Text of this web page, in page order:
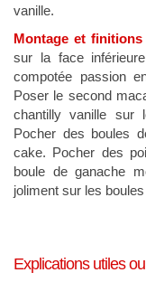
vanille.
Montage et finitions
sur la face
compotée passion
Poser le second
chantilly vanille sur
Pocher des boules
cake. Pocher des
boule de ganache
joliment sur les
Explications utiles